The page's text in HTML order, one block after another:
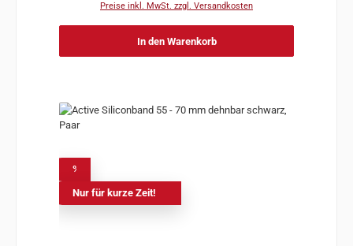
Preise inkl. MwSt. zzgl. Versandkosten
In den Warenkorb
Nur für kurze Zeit!